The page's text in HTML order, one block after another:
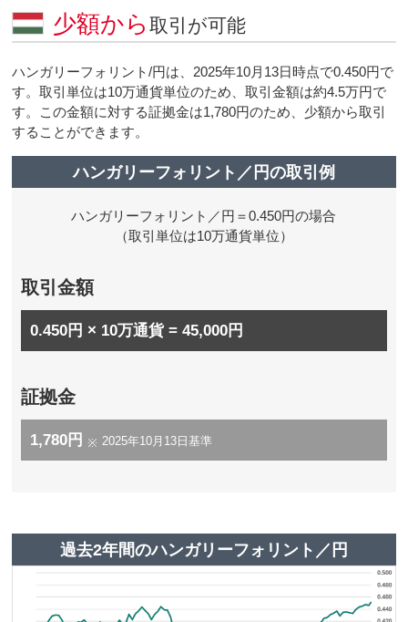
少額から取引が可能
ハンガリーフォリント/円は、2025年10月13日時点で0.450円で
す。取引単位は10万通貨単位のため、取引金額は約4.5万円で
す。この金額に対する証拠金は1,780円のため、少額から取引
することができます。
ハンガリーフォリント／円の取引例
ハンガリーフォリント／円＝0.450円の場合
（取引単位は10万通貨単位）
取引金額
0.450円 × 10万通貨 = 45,000円
証拠金
1,780円 ※ 2025年10月13日基準
過去2年間のハンガリーフォリント／円